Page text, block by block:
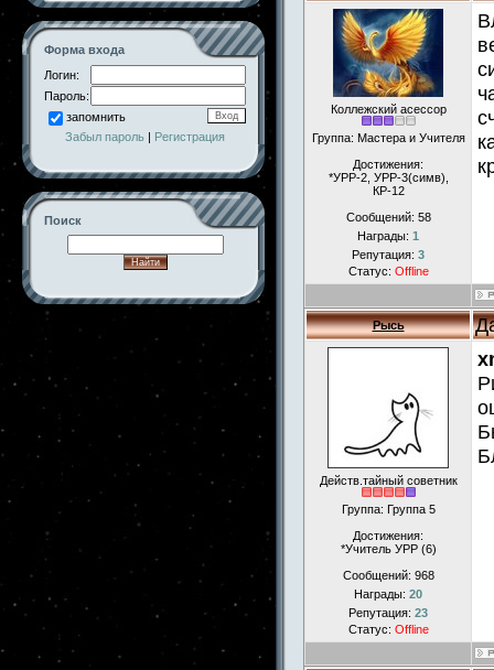
Форма входа
Логин:
Пароль:
запомнить
Забыл пароль | Регистрация
Поиск
Коллежский асессор
Группа: Мастера и Учителя
Достижения:
*УРР-2, УРР-3(симв),
КР-12
Сообщений: 58
Награды: 1
Репутация: 3
Статус: Offline
Рысь
Действ.тайный советник
Группа: Группа 5
Достижения:
*Учитель УРР (6)
Сообщений: 968
Награды: 20
Репутация: 23
Статус: Offline